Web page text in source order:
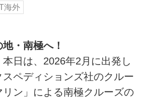
海外
・南極へ！
日は、2026年2月に出発し
ペディションズ社のクルー
リン」による南極クルーズの